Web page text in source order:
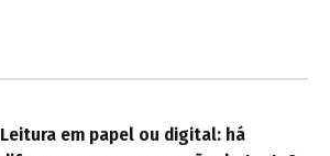
Leitura em papel ou digital: há